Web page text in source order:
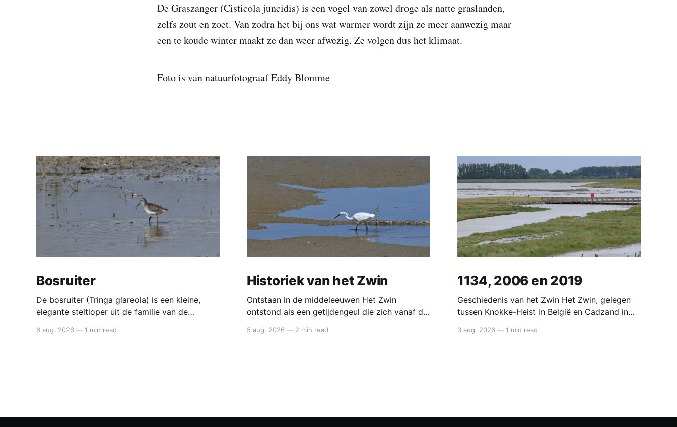
De Graszanger (Cisticola juncidis) is een vogel van zowel droge als natte graslanden,
zelfs zout en zoet. Van zodra het bij ons wat warmer wordt zijn ze meer aanwezig maar
een te koude winter maakt ze dan weer afwezig. Ze volgen dus het klimaat.
Foto is van natuurfotograaf Eddy Blomme
Bosruiter
De bosruiter (Tringa glareola) is een kleine,
elegante steltloper uit de familie van de
en een typische doortrekker in België en
6 aug. 2026 — 1 min read
Historiek van het Zwin
Ontstaan in de middeleeuwen Het Zwin
ontstond als een getijdengeul die zich vanaf de
Door een combinatie van stormvloeden,
5 aug. 2026 — 2 min read
1134, 2006 en 2019
Geschiedenis van het Zwin Het Zwin, gelegen
tussen Knokke-Heist in België en Cadzand in
de Noordzee die Brugge in de middeleeuwen
3 aug. 2026 — 1 min read